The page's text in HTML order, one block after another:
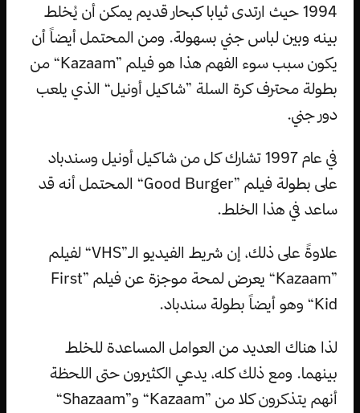
1994 حيث ارتدى ثيابا كبحار قديم يمكن أن يُخلط
بينه وبين لباس جني بسهولة. ومن المحتمل أيضاً أن
يكون سبب سوء الفهم هذا هو فيلم ”Kazaam“ من
بطولة محترف كرة السلة ”شاكيل أونيل“ الذي يلعب
دور جني.
في عام 1997 تشارك كل من شاكيل أونيل وسندباد
على بطولة فيلم ”Good Burger“ المحتمل أنه قد
ساعد في هذا الخلط.
علاوةً على ذلك، إن شريط الفيديو الـ”VHS“ لفيلم
”Kazaam“ يعرض لمحة موجزة عن فيلم ”First
Kid“ وهو أيضاً بطولة سندباد.
لذا هناك العديد من العوامل المساعدة للخلط
بينهما. ومع ذلك كله، يدعي الكثيرون حتى اللحظة
أنهم يتذكرون كلا من ”Kazaam“ و”Shazaam“